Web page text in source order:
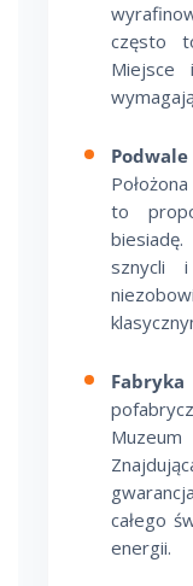
często
Miejsce
to
sznycli
całego
energii.